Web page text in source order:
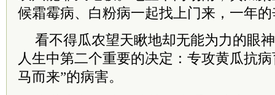
候霜霉病、白粉病一起找上门来，一年
看不得瓜农望天瞅地却无能为力的眼
人生中第二个重要的决定：专攻黄瓜抗
马而来”的病害。